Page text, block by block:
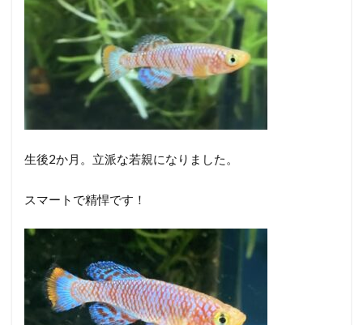
生後2か月。立派な若親になりました。
スマートで精悍です！